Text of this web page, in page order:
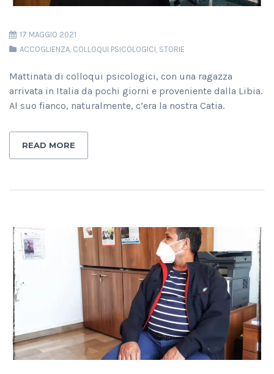
17 MAGGIO 2021
ACCOGLIENZA COLLOQUI PSICOLOGICI STORIE
Mattinata di colloqui psicologici, con una ragazza
arrivata in Italia da pochi giorni e proveniente dalla Libia.
Al suo fianco, naturalmente, c’era la nostra Catia.
READ MORE